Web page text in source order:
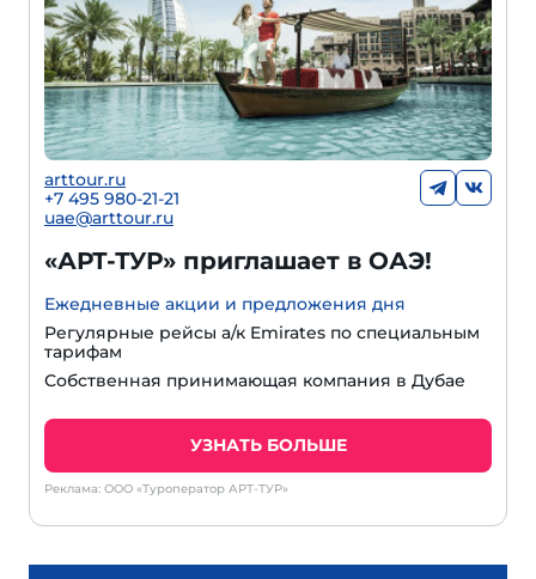
arttour.ru
+7 495 980-21-21
uae@arttour.ru
«АРТ-ТУР» приглашает в ОАЭ!
Ежедневные акции и предложения дня
Регулярные рейсы а/к Emirates по специальным
тарифам
Собственная принимающая компания в Дубае
УЗНАТЬ БОЛЬШЕ
Реклама: ООО «Туроператор АРТ-ТУР»